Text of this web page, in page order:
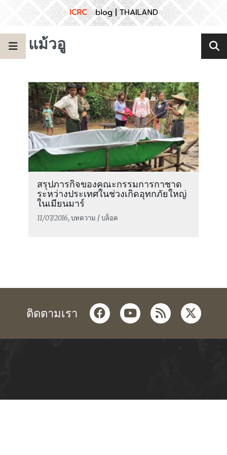
แม้วอู
สรุปภารกิจของคณะกรรมการกาชาด
ระหว่างประเทศในช่วงเกิดอุทกภัยใหญ่
ในเมียนมาร์
11/07/2016, บทความ / บล็อค
ติดตามเรา facebookyoutube
rss twitter